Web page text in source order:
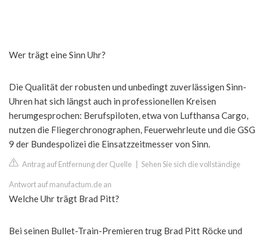
Wer trägt eine Sinn Uhr?
Die Qualität der robusten und unbedingt zuverlässigen Sinn-
Uhren hat sich längst auch in professionellen Kreisen
herumgesprochen: Berufspiloten, etwa von Lufthansa Cargo,
nutzen die Fliegerchronographen, Feuerwehrleute und die GSG
9 der Bundespolizei die Einsatzzeitmesser von Sinn.
Antrag auf Entfernung der Quelle Sehen Sie sich die vollständige
Antwort auf manufactum.de an
Welche Uhr trägt Brad Pitt?
Bei seinen Bullet-Train-Premieren trug Brad Pitt Röcke und